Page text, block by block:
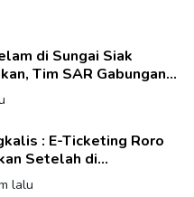
di Sungai Siak
Tim SAR Gabungan
: E-Ticketing Roro
Setelah di
lalu